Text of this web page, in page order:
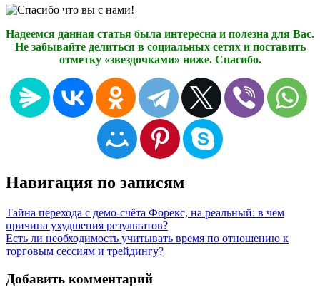
Надеемся данная статья была интересна и полезна для Вас.
Не забывайте делиться в социальных сетях и поставить
отметку «звездочками» ниже. Спасибо.
Навигация по записям
Тайна перехода с демо-счёта Форекс, на реальный: в чем
причина ухудшения результатов?
Есть ли необходимость учитывать время по отношению к
торговым сессиям и трейдингу?
Добавить комментарий